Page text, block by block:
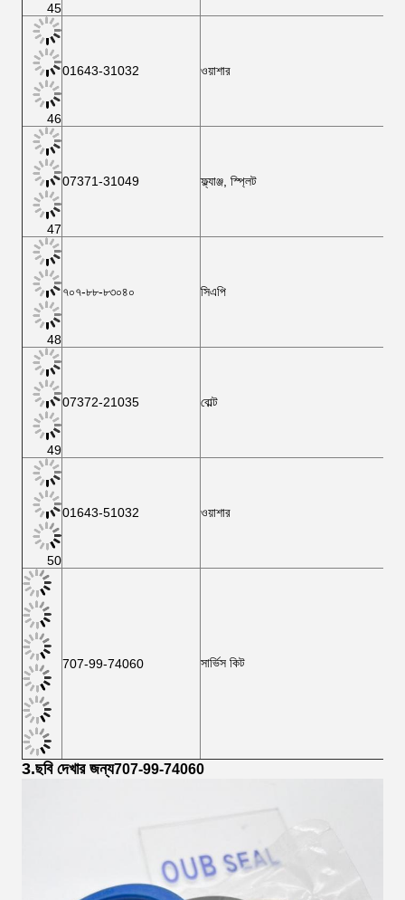
45
46
01643-31032 ওয়াশার
47
07371-31049 ফ্ল্যাঞ্জ, স্প্লিট
48
৭০৭-৮৮-৮৩০৪০ সিএপি
49
07372-21035 বোল্ট
50
01643-51032 ওয়াশার
707-99-74060 সার্ভিস কিট
3.ছবি দেখার জন্য707-99-74060